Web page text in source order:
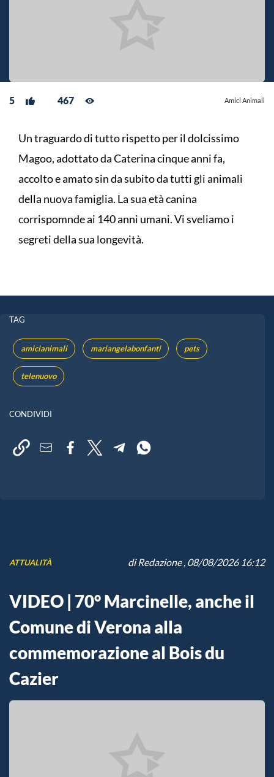
5 467 Amici Animali
Un traguardo di tutto rispetto per il dolcissimo
Magoo, adottato da Caterina cinque anni fa,
accolto e amato sin da subito da tutti gli animali
della nuova famiglia. La sua età canina
corrispomnde ai 140 anni umani. Vi sveliamo i
segreti della sua longevità.
TAG
amicianimali mariangelabonfanti pets
telenuovo
CONDIVIDI
ATTUALITÀ diRedazione, 08/08/2026 16:12
VIDEO | 70° Marcinelle, anche il
Comune di Verona alla
commemorazione al Bois du
Cazier